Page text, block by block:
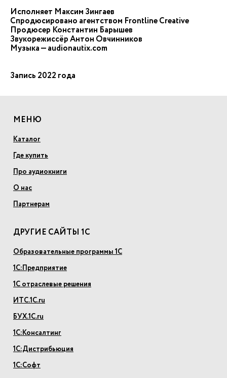
Исполняет Максим Зингаев
Спродюсировано агентством Frontline Creative
Продюсер Константин Барышев
Звукорежиссёр Антон Овчинников
Музыка — audionautix.com
Запись 2022 года
МЕНЮ
Каталог
Где купить
Про аудиокниги
О нас
Партнерам
ДРУГИЕ САЙТЫ 1С
Образовательные программы 1С
1С:Предприятие
1С отраслевые решения
ИТС.1С.ru
БУХ.1С.ru
1С:Консалтинг
1С:Дистрибьюция
1С:Софт